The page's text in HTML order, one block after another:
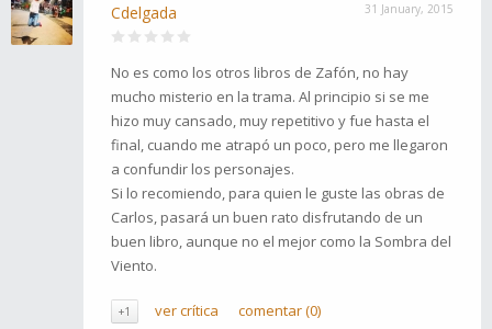
Cdelgada 31 January, 2015
No es como los otros libros de Zafón, no hay
mucho misterio en la trama. Al principio si se me
hizo muy cansado, muy repetitivo y fue hasta el
final, cuando me atrapó un poco, pero me llegaron
a confundir los personajes.
Si lo recomiendo, para quien le guste las obras de
Carlos, pasará un buen rato disfrutando de un
buen libro, aunque no el mejor como la Sombra del
Viento.
+1 ver crítica comentar (0)